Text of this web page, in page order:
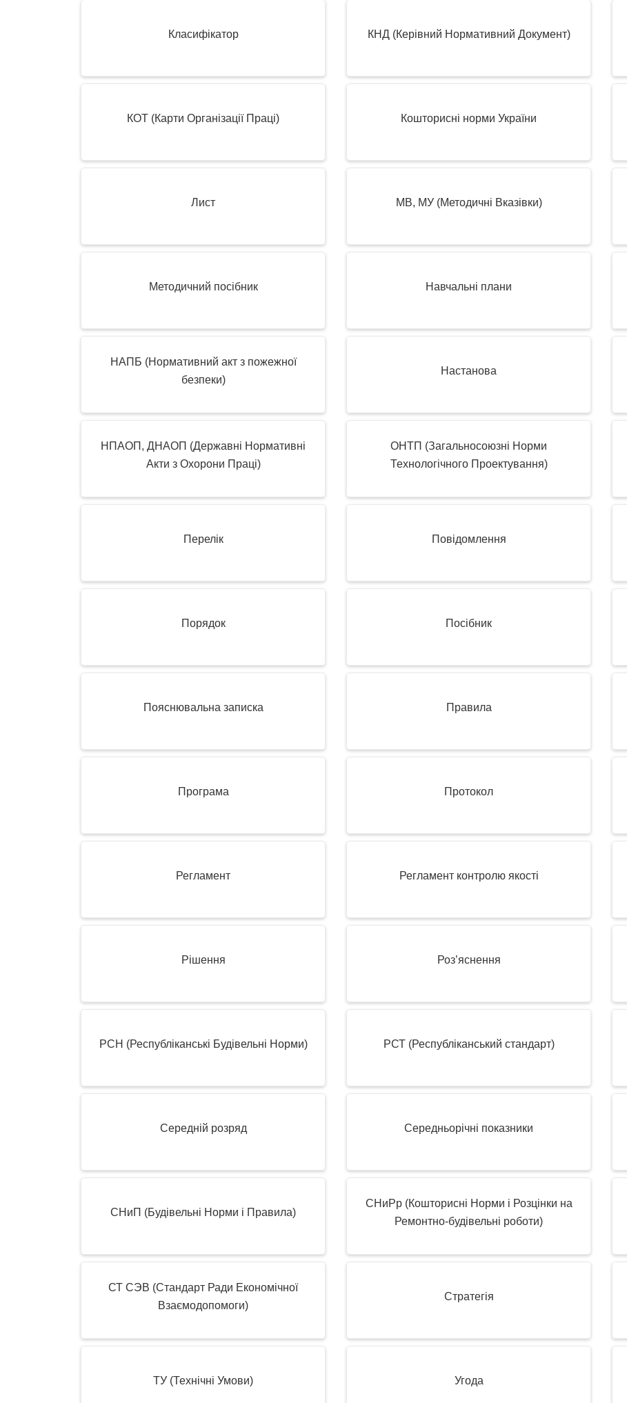
Класифікатор КНД (Керівний Нормативний Документ)
КОТ (Карти Організації Праці) Кошторисні норми України
Лист МВ, МУ (Методичні Вказівки)
Методичний посібник Навчальні плани
НАПБ (Нормативний акт з пожежної
безпеки)
Настанова
НПАОП, ДНАОП (Державні Нормативні
Акти з Охорони Праці)
ОНТП (Загальносоюзні Норми
Технологічного Проектування)
Перелік Повідомлення
Порядок Посібник
Пояснювальна записка Правила
Програма Протокол
Регламент Регламент контролю якості
Рішення Роз’яснення
РСН (Республіканські Будівельні Норми) РСТ (Республіканський стандарт)
Середній розряд Середньорічні показники
СНиП (Будівельні Норми і Правила)
СНиРр (Кошторисні Норми і Розцінки на
Ремонтно-будівельні роботи)
СТ СЭВ (Стандарт Ради Економічної
Взаємодопомоги)
Стратегія
ТУ (Технічні Умови) Угода